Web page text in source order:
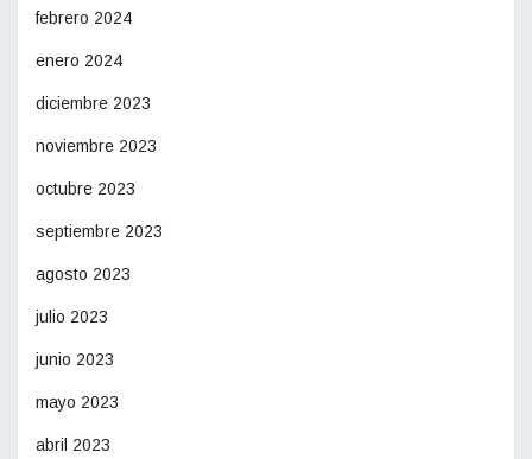
febrero 2024
enero 2024
diciembre 2023
noviembre 2023
octubre 2023
septiembre 2023
agosto 2023
julio 2023
junio 2023
mayo 2023
abril 2023